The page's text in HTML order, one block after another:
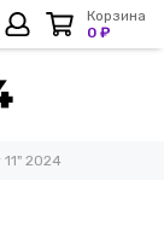
Корзина
0 ₽
2024